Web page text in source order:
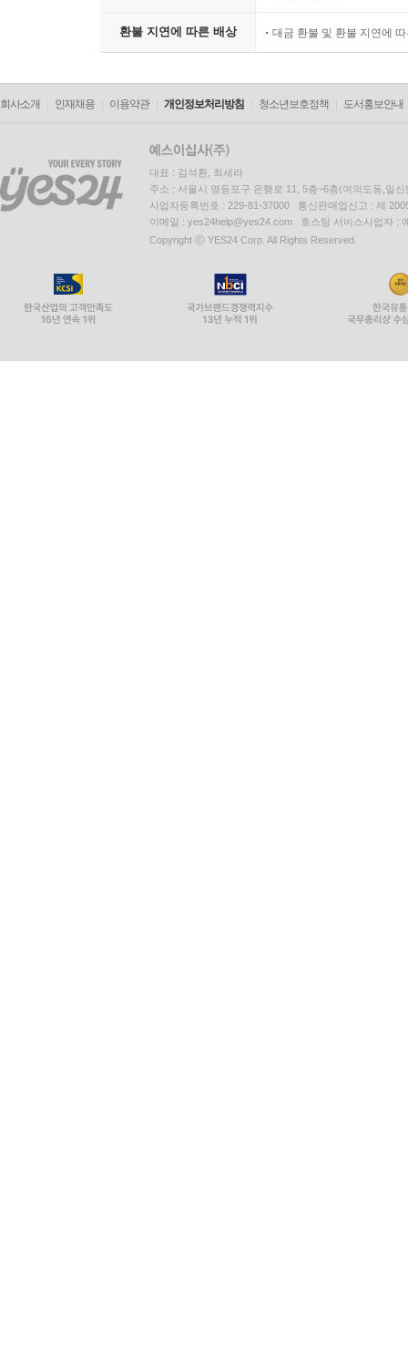
환불 지연에 따른 배상 대금 환불 및 환불 지연에
회사소개 인재채용 이용약관 개인정보처리방침 청소년보호정책 도서홍보안내
대표 : 김석환, 최세라
주소 : 서울시 영등포구 은행로 11, 5층~6층(여의도동,일신
사업자등록번호 : 229-81-37000 통신판매업신고 : 제
이메일 : yes24help@yes24.com 호스팅 서비스사업자 :
Copyright ⓒ YES24 Corp. All Rights Reserved.